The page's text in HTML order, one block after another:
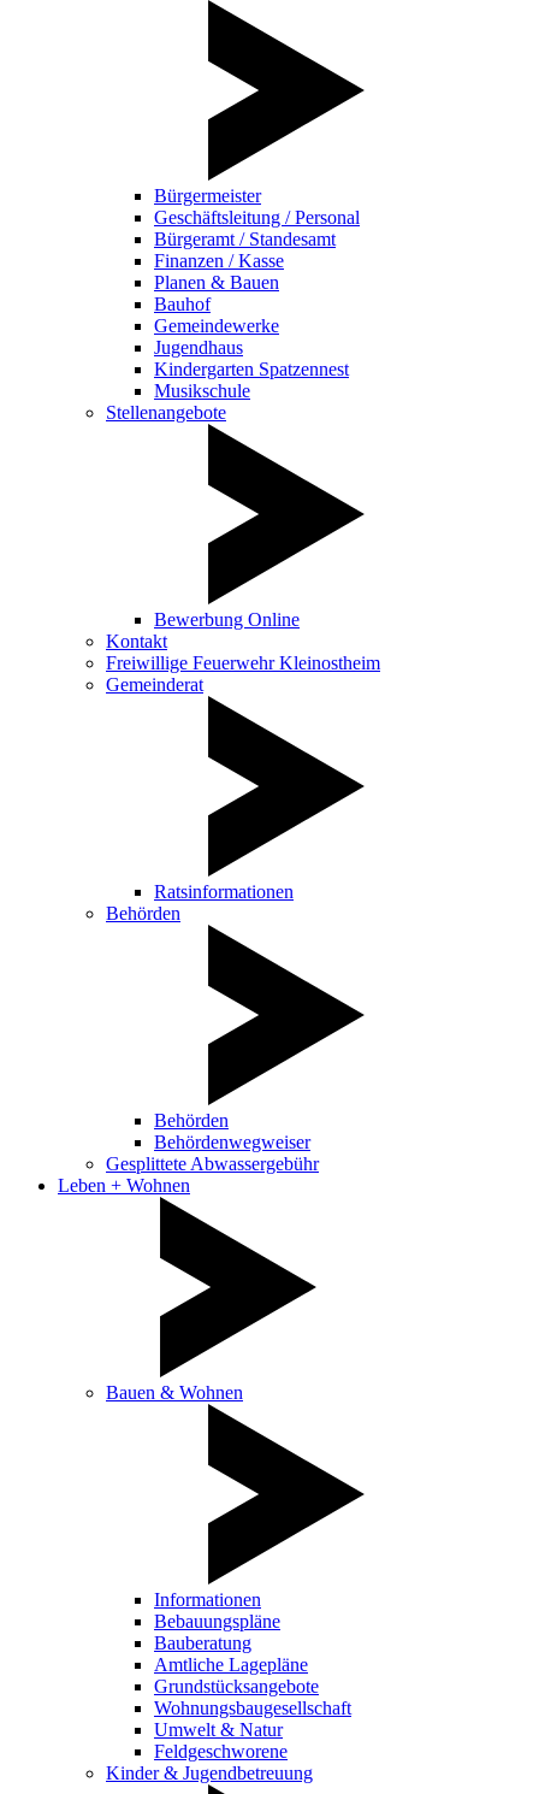
Bürgermeister
Geschäftsleitung / Personal
Bürgeramt / Standesamt
Finanzen / Kasse
Planen & Bauen
Bauhof
Gemeindewerke
Jugendhaus
Kindergarten Spatzennest
Musikschule
Stellenangebote
Bewerbung Online
Kontakt
Freiwillige Feuerwehr Kleinostheim
Gemeinderat
Ratsinformationen
Behörden
Behörden
Behördenwegweiser
Gesplittete Abwassergebühr
Leben + Wohnen
Bauen & Wohnen
Informationen
Bebauungspläne
Bauberatung
Amtliche Lagepläne
Grundstücksangebote
Wohnungsbaugesellschaft
Umwelt & Natur
Feldgeschworene
Kinder & Jugendbetreuung